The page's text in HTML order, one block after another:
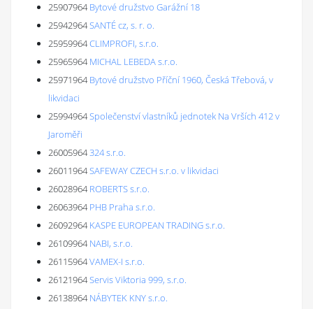
25907964 Bytové družstvo Garážní 18
25942964SANTÉ cz, s. r. o.
25959964CLIMPROFI, s.r.o.
25965964 MICHAL LEBEDA s.r.o.
25971964 Bytové družstvo Příční 1960, Česká Třebová, v
likvidaci
25994964Společenství vlastníků jednotek Na Vrších 412 v
Jaroměři
26005964324 s.r.o.
26011964SAFEWAY CZECH s.r.o. v likvidaci
26028964 ROBERTS s.r.o.
26063964 PHB Praha s.r.o.
26092964 KASPE EUROPEAN TRADING s.r.o.
26109964 NABI, s.r.o.
26115964VAMEX-I s.r.o.
26121964Servis Viktoria 999, s.r.o.
26138964 NÁBYTEK KNY s.r.o.